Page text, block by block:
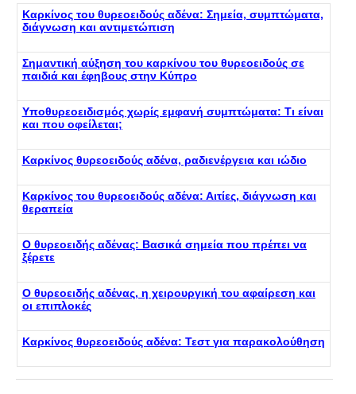
Καρκίνος του θυρεοειδούς αδένα: Σημεία, συμπτώματα,
διάγνωση και αντιμετώπιση
Σημαντική αύξηση του καρκίνου του θυρεοειδούς σε
παιδιά και έφηβους στην Κύπρο
Υποθυρεοειδισμός χωρίς εμφανή συμπτώματα: Τι είναι
και που οφείλεται;
Καρκίνος θυρεοειδούς αδένα, ραδιενέργεια και ιώδιο
Καρκίνος του θυρεοειδούς αδένα: Αιτίες, διάγνωση και
θεραπεία
Ο θυρεοειδής αδένας: Βασικά σημεία που πρέπει να
ξέρετε
Ο θυρεοειδής αδένας, η χειρουργική του αφαίρεση και
οι επιπλοκές
Καρκίνος θυρεοειδούς αδένα: Τεστ για παρακολούθηση